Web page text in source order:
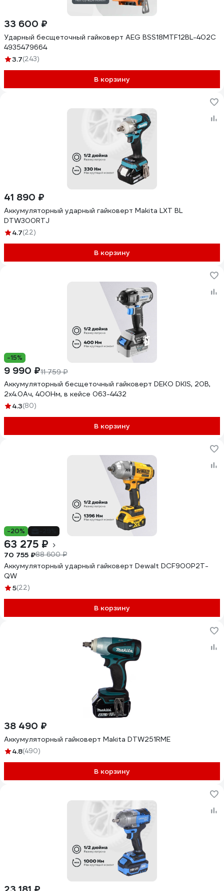
33 600 ₽
Ударный бесщеточный гайковерт AEG BSS18MTF12BL-402C
4935479664
3.7(243)
В корзину
41 890 ₽
Аккумуляторный ударный гайковерт Makita LXT BL
DTW300RTJ
4.7(22)
В корзину
-15%
9 990 ₽11 759 ₽
Аккумуляторный бесщеточный гайковерт DEKO DKIS, 20В,
2х4.0Ач, 400Нм, в кейсе 063-4432
4.3(80)
В корзину
-20%
63 275 ₽
70 755 ₽88 600 ₽
Аккумуляторный ударный гайковерт Dewalt DCF900P2T-
QW
5(22)
В корзину
38 490 ₽
Аккумуляторный гайковерт Makita DTW251RME
4.8(490)
В корзину